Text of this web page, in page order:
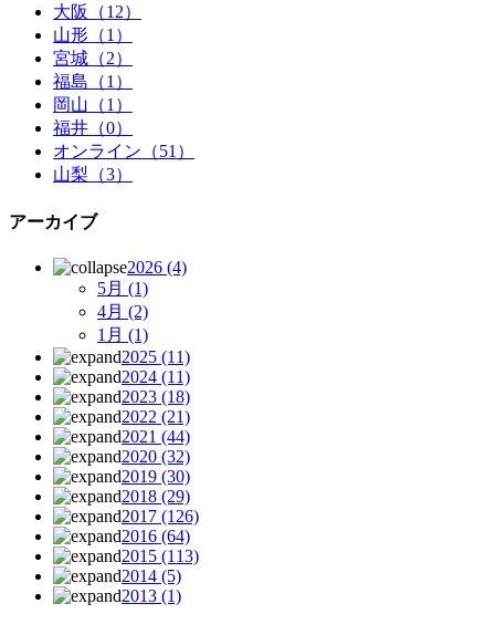
大阪（12）
山形（1）
宮城（2）
福島（1）
岡山（1）
福井（0）
オンライン（51）
山梨（3）
アーカイブ
2026 (4)
5月 (1)
4月 (2)
1月 (1)
2025 (11)
2024 (11)
2023 (18)
2022 (21)
2021 (44)
2020 (32)
2019 (30)
2018 (29)
2017 (126)
2016 (64)
2015 (113)
2014 (5)
2013 (1)